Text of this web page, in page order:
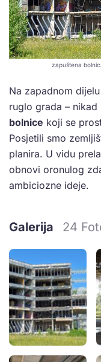
zapuštena
Na zapadnom
ruglo grada –
bolnice koji se
Posjetili smo
planira. U vidu
obnovi oronulog
ambiciozne ideje.
Galerija 24